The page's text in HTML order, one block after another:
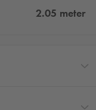
2.05 meter